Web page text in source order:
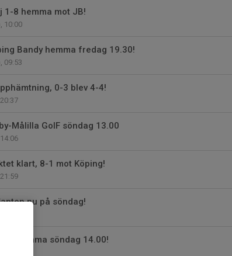
1-8 hemma mot JB!
10:00
Bandy hemma fredag 19.30!
09:53
0-3 blev 4-4!
Målilla GoIF söndag 13.00
klart, 8-1 mot Köping!
nu på söndag!
IS hemma söndag 14.00!